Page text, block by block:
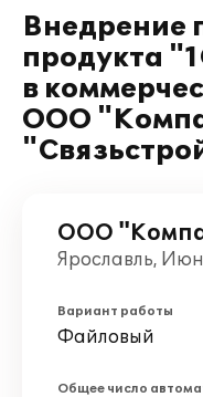
Внедрение
продукта
в
ООО
ООО
Ярославль,
Вариант работы
Файловый
Общее число